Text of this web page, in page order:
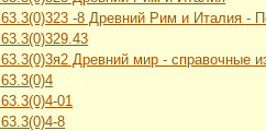
63.3(0)323 -8 Древний Рим и Италия -
63.3(0)329.43
63.3(0)3я2 Древний мир - справочные
63.3(0)4
63.3(0)4-01
63.3(0)4-8